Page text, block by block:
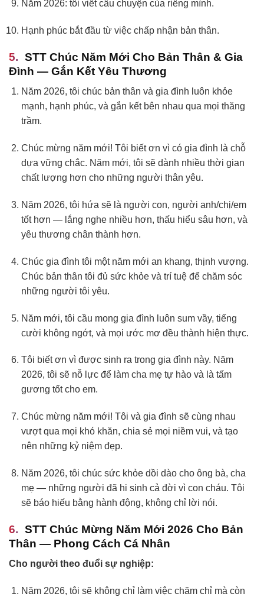
Năm 2026: tôi viết câu chuyện của riêng mình.
Hạnh phúc bắt đầu từ việc chấp nhận bản thân.
STT Chúc Năm Mới Cho Bản Thân & Gia
Đình — Gắn Kết Yêu Thương
Năm 2026, tôi chúc bản thân và gia đình luôn khỏe
mạnh, hạnh phúc, và gắn kết bên nhau qua mọi thăng
trầm.
Chúc mừng năm mới! Tôi biết ơn vì có gia đình là chỗ
dựa vững chắc. Năm mới, tôi sẽ dành nhiều thời gian
chất lượng hơn cho những người thân yêu.
Năm 2026, tôi hứa sẽ là người con, người anh/chị/em
tốt hơn — lắng nghe nhiều hơn, thấu hiểu sâu hơn, và
yêu thương chân thành hơn.
Chúc gia đình tôi một năm mới an khang, thịnh vượng.
Chúc bản thân tôi đủ sức khỏe và trí tuệ để chăm sóc
những người tôi yêu.
Năm mới, tôi cầu mong gia đình luôn sum vầy, tiếng
cười không ngớt, và mọi ước mơ đều thành hiện thực.
Tôi biết ơn vì được sinh ra trong gia đình này. Năm
2026, tôi sẽ nỗ lực để làm cha mẹ tự hào và là tấm
gương tốt cho em.
Chúc mừng năm mới! Tôi và gia đình sẽ cùng nhau
vượt qua mọi khó khăn, chia sẻ mọi niềm vui, và tạo
nên những kỷ niệm đẹp.
Năm 2026, tôi chúc sức khỏe dồi dào cho ông bà, cha
mẹ — những người đã hi sinh cả đời vì con cháu. Tôi
sẽ báo hiếu bằng hành động, không chỉ lời nói.
STT Chúc Mừng Năm Mới 2026 Cho Bản
Thân — Phong Cách Cá Nhân
Cho người theo đuổi sự nghiệp:
Năm 2026, tôi sẽ không chỉ làm việc chăm chỉ mà còn